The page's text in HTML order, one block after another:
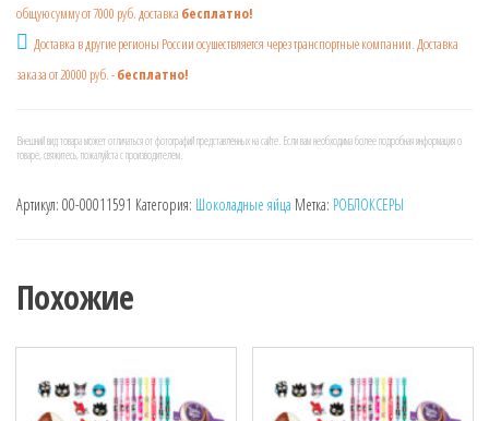
общую сумму от 7000 руб. доставка бесплатно!
Доставка в другие регионы России осушествляется через транспортные компании. Доставка
заказа от 20000 руб. -бесплатно!
Внешний вид товара может отличаться от фотографий представленных на сайте. Если вам необходима более подробная информация о
товаре, свяжитесь, пожалуйста с производителем.
Артикул: 00-00011591 Категория: Шоколадные яйца Метка: РОБЛОКСЕРЫ
Похожие